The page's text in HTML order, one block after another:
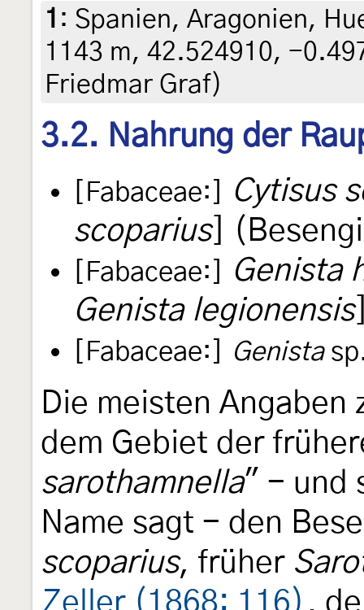
1 : Spanien, Aragonien,
1143 m, 42.524910, -
Friedmar Graf)
3.2. Nahrung der
[Fabaceae:]
Cytisus
scoparius]
[Fabaceae:]
Genista
Genista legionensis
[Fabaceae:] Genista
Die meisten Angaben
dem Gebiet der
sarothamnella" - und
Name sagt - den
scoparius, früher
Zeller (1868: 116) ,